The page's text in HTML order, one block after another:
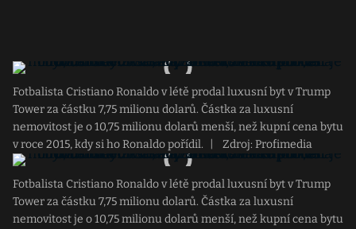
Fotbalista Cristiano Ronaldo v létě prodal luxusní byt v Trump
Tower za částku 7,75 milionu dolarů. Částka za luxusní
nemovitost je o 10,75 milionu dolarů menší, než kupní cena bytu
v roce 2015, kdy si ho Ronaldo pořídil.
Zdroj: Profimedia
Fotbalista Cristiano Ronaldo v létě prodal luxusní byt v Trump
Tower za částku 7,75 milionu dolarů. Částka za luxusní
nemovitost je o 10,75 milionu dolarů menší, než kupní cena bytu